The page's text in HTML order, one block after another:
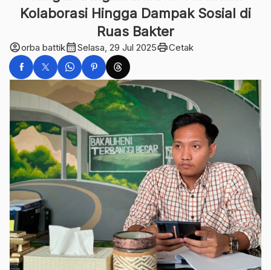
Kolaborasi Hingga Dampak Sosial di
Ruas Bakter
account_circleorba battikcalendar_monthSelasa, 29 Jul 2025printCetak